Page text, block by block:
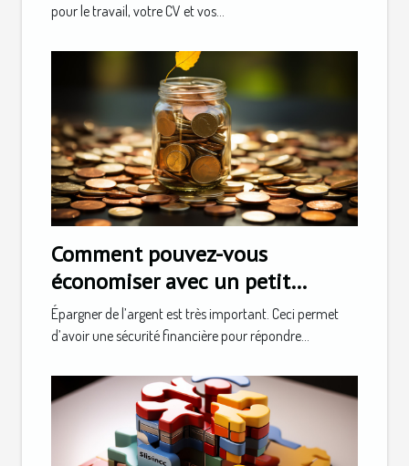
pour le travail, votre CV et vos...
Comment pouvez-vous
économiser avec un petit
revenu ?
Épargner de l’argent est très important. Ceci permet
d’avoir une sécurité financière pour répondre...